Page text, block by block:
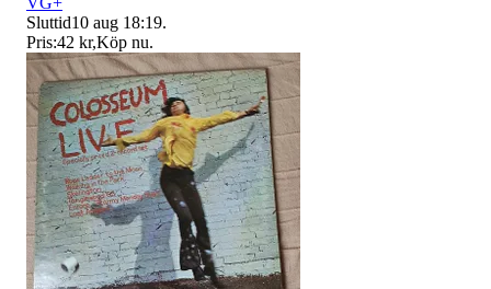
Sluttid10 aug 18:19.
Pris:42 kr,Köp nu.